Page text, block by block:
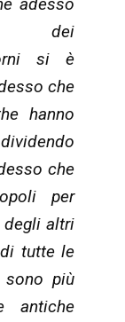
dei
si è
che
hanno
che
per
degli altri
tutte le
sono più
antiche